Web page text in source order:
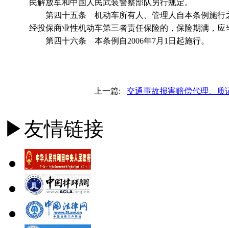
民解放军和中国人民武装警察部队另行规定。
第四十五条 机动车所有人、管理人自本条例施行
经投保商业性机动车第三者责任保险的，保险期满，
第四十六条 本条例自2006年7月1日起施行。
上一篇: 交通事故损害赔偿代理、质
▶友情链接